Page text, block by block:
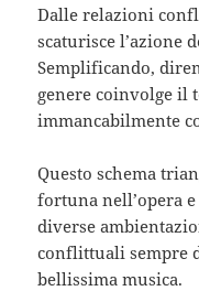
Dalle relazioni
scaturisce l’azione
Semplificando,
genere coinvolge il
immancabilmente
Questo schema
fortuna nell’opera
diverse
conflittuali sempre
bellissima musica.